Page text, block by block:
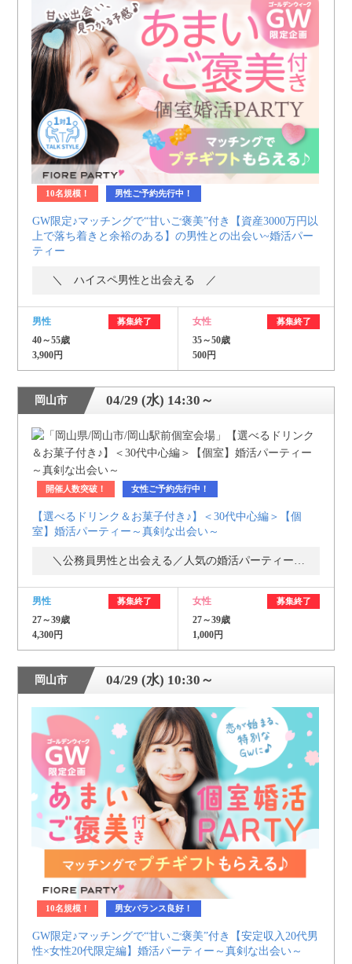
個人情報保護のため
プライバシーマークを 取得しております
10名規模！ 男性ご予約先行中！
GW限定♪マッチングで“甘いご褒美”付き【資産3000万円以
上で落ち着きと余裕のある】の男性との出会い~婚活パー
ティー
＼ ハイスペ男性と出会える ／
男性 募集終了
40～55歳
3,900円
女性 募集終了
35～50歳
500円
岡山市 04/29 (水) 14:30～
開催人数突破！ 女性ご予約先行中！
【選べるドリンク＆お菓子付き♪】＜30代中心編＞【個
室】婚活パーティー～真剣な出会い～
男性 募集終了
27～39歳
4,300円
女性 募集終了
27～39歳
1,000円
岡山市 04/29 (水) 10:30～
10名規模！ 男女バランス良好！
GW限定♪マッチングで“甘いご褒美”付き【安定収入20代男
性×女性20代限定編】婚活パーティー～真剣な出会い～